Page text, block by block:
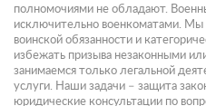
полномочиями не обладают.
исключительно военкоматами. Мы
воинской обязанности и
избежать призыва незаконными
занимаемся только легальной
услуги. Наши задачи – защита
юридические консультации по